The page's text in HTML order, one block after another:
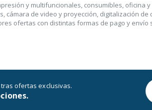
y multifuncionales, consumibles, oficina
de video y proyección, digitalización
ofertas con distintas formas de pago y envío
ofertas exclusivas.